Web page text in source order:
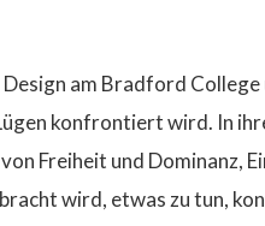
am Bradford
konfrontiert wird. In
Freiheit und Dominanz,
wird, etwas zu tun,